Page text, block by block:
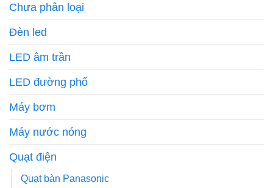
Chưa phân loại
Đèn led
LED âm trần
LED đường phố
Máy bơm
Máy nước nóng
Quạt điện
Quạt bàn Panasonic